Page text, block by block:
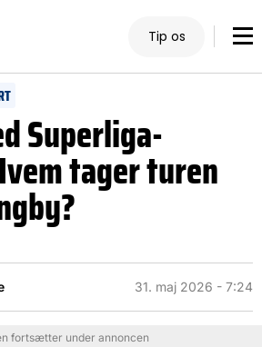
Tip os
Superliga-
tager turen
31. maj 2026 - 7:24
fortsætter under annoncen